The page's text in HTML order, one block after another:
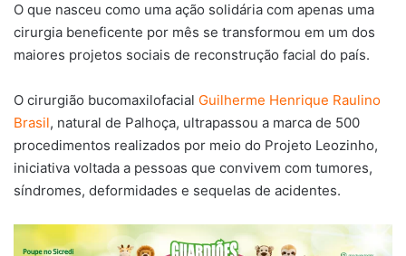
O que nasceu como uma ação solidária com apenas uma
cirurgia beneficente por mês se transformou em um dos
maiores projetos sociais de reconstrução facial do país.
O cirurgião bucomaxilofacial Guilherme Henrique Raulino
Brasil, natural de Palhoça, ultrapassou a marca de 500
procedimentos realizados por meio do Projeto Leozinho,
iniciativa voltada a pessoas que convivem com tumores,
síndromes, deformidades e sequelas de acidentes.